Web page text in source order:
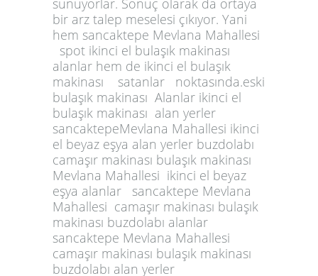
bir arz talep meselesi çıkıyor. Yani
hem sancaktepe Mevlana Mahallesi
spot ikinci el bulaşık makinası
alanlar hem de ikinci el bulaşık
makinası satanlar noktasında.eski
bulaşık makinası Alanlar ikinci el
bulaşık makinası alan yerler
sancaktepeMevlana Mahallesi ikinci
el beyaz eşya alan yerler buzdolabı
camaşır makinası bulaşık makinası
Mevlana Mahallesi ikinci el beyaz
eşya alanlar sancaktepe Mevlana
Mahallesi camaşır makinası bulaşık
makinası buzdolabı alanlar
sancaktepe Mevlana Mahallesi
camaşır makinası bulaşık makinası
buzdolabı alan yerler